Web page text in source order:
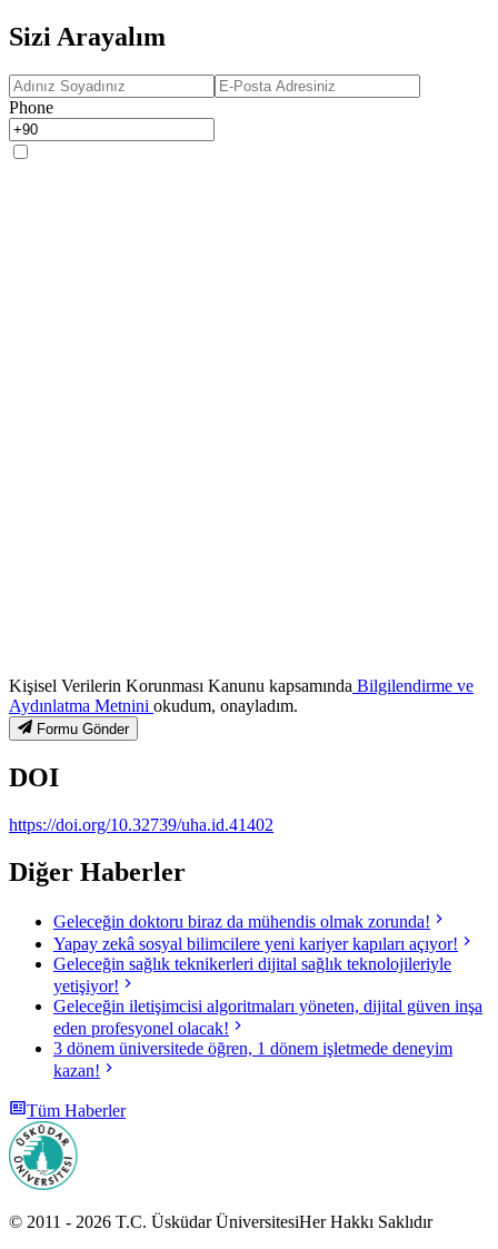
Sizi Arayalım
Phone
Kişisel Verilerin Korunması Kanunu kapsamında Bilgilendirme ve
Aydınlatma Metnini okudum, onayladım.
Formu Gönder
DOI
https://doi.org/10.32739/uha.id.41402
Diğer Haberler
Geleceğin doktoru biraz da mühendis olmak zorunda!
Yapay zekâ sosyal bilimcilere yeni kariyer kapıları açıyor!
Geleceğin sağlık teknikerleri dijital sağlık teknolojileriyle
yetişiyor!
Geleceğin iletişimcisi algoritmaları yöneten, dijital güven inşa
eden profesyonel olacak!
3 dönem üniversitede öğren, 1 dönem işletmede deneyim
kazan!
Tüm Haberler
© 2011 - 2026 T.C. Üsküdar ÜniversitesiHer Hakkı Saklıdır